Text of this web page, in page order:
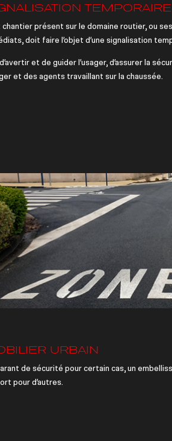
TEMPORAIRE
chantier présent sur le domaine routier, ou
doit faire l’objet d’une signalisation
et de guider l’usager, d’assurer la
et des agents travaillant sur la chaussée.
URBAIN
de sécurité pour certain cas, un
pour d’autres.